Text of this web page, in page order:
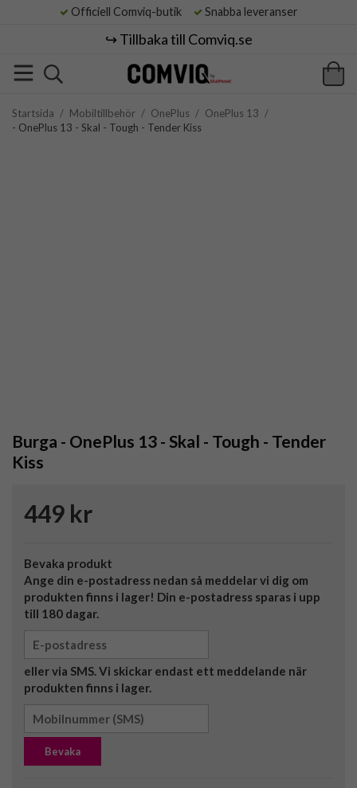
Officiell Comviq-butik Snabba leveranser
↪️ Tillbaka till Comviq.se
Startsida / Mobiltillbehör / OnePlus / OnePlus 13 /
- OnePlus 13 - Skal - Tough - Tender Kiss
Burga - OnePlus 13 - Skal - Tough - Tender
Kiss
449 kr
Bevaka produkt
Ange din e-postadress nedan så meddelar vi dig om
produkten finns i lager! Din e-postadress sparas i upp
till 180 dagar.
eller via SMS. Vi skickar endast ett meddelande när
produkten finns i lager.
Bevaka